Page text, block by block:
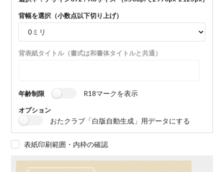
背幅を選択（小数点以下切り上げ）
背表紙タイトル（書式は和書体タイトルと共通）
年齢制限 R18マークを表示
オプション
おたクラブ「白版自動生成」用データにする
表紙印刷範囲・内枠の確認